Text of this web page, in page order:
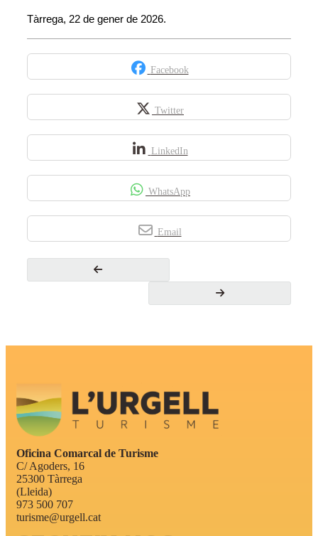
Tàrrega, 22 de gener de 2026.
Facebook
Twitter
LinkedIn
WhatsApp
Email
Oficina Comarcal de Turisme
C/ Agoders, 16
25300 Tàrrega
(Lleida)
973 500 707
turisme@urgell.cat